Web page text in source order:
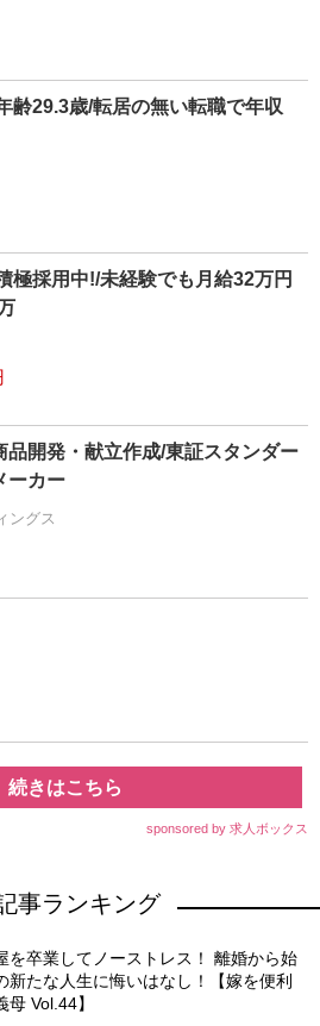
齢29.3歳/転居の無い転職で年収
極採用中!/未経験でも月給32万円
品開発・献立作成/東証スタンダー
ーカー
ングス
続きはこちら
sponsored by 求人ボックス
事ランキング
を卒業してノーストレス！ 離婚から始
新たな人生に悔いはなし！【嫁を便利
母 Vol.44】